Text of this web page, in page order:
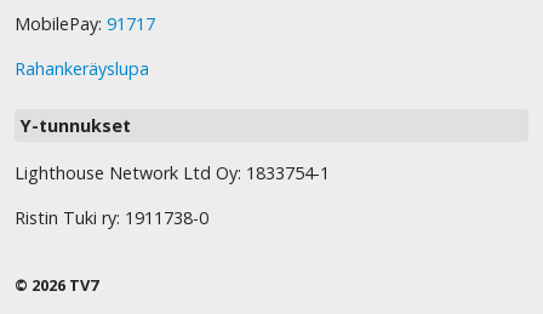
MobilePay: 91717
Rahankeräyslupa
Y-tunnukset
Lighthouse Network Ltd Oy: 1833754-1
Ristin Tuki ry: 1911738-0
© 2026 TV7